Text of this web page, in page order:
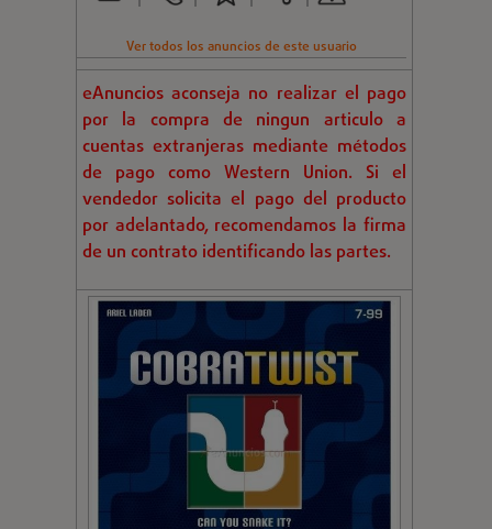
Ver todos los anuncios de este usuario
eAnuncios aconseja no realizar el pago
por la compra de ningun articulo a
cuentas extranjeras mediante métodos
de pago como Western Union. Si el
vendedor solicita el pago del producto
por adelantado, recomendamos la firma
de un contrato identificando las partes.